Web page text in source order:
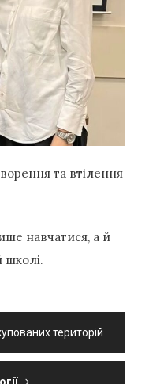
та втілення
навчатися, а й
школі.
територій